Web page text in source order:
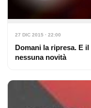
27 DIC 2015 · 22:00
Domani la ripresa. E
nessuna novità